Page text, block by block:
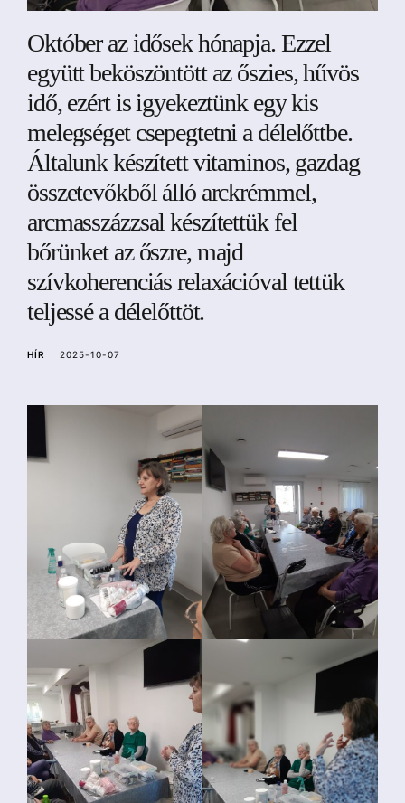
a
Október az idősek hónapja. Ezzel
együtt beköszöntött az őszies, hűvös
idő, ezért is igyekeztünk egy kis
melegséget csepegtetni a délelőttbe.
Általunk készített vitaminos, gazdag
összetevőkből álló arckrémmel,
arcmasszázzsal készítettük fel
bőrünket az őszre, majd
szívkoherenciás relaxációval tettük
teljessé a délelőttöt.
HÍR 2025-10-07